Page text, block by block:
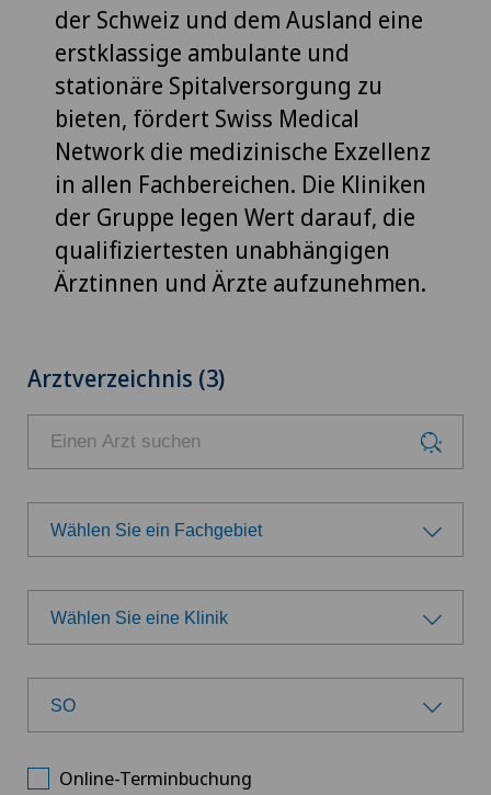
der Schweiz und dem Ausland eine
erstklassige ambulante und
stationäre Spitalversorgung zu
bieten, fördert Swiss Medical
Network die medizinische Exzellenz
in allen Fachbereichen. Die Kliniken
der Gruppe legen Wert darauf, die
qualifiziertesten unabhängigen
Ärztinnen und Ärzte aufzunehmen.
Arztverzeichnis (3)
Wählen Sie ein Fachgebiet
Wählen Sie ein Fachgebiet
Allgemeine Chirurgie
Allgemeine Innere Medizin
Wählen Sie eine Klinik
Wählen Sie eine Klinik
SO
Online-Terminbuchung